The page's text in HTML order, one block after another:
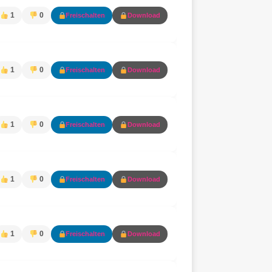
1 0 Freischalten Download
1 0 Freischalten Download
1 0 Freischalten Download
1 0 Freischalten Download
1 0 Freischalten Download